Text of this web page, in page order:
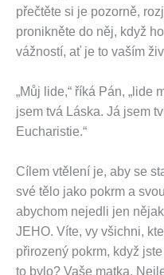
přečtěte si je pozorně,
pronikněte do něj, když
vážností, ať je to vaším
„Můj lide,“ říká Pán, „lide
jsem tvá Láska. Já jsem
Eucharistie.“
Cílem vtělení je, aby se
své tělo jako pokrm a
abychom nejedli jen
JEHO. Víte, vy všichni,
přirozený pokrm, když
to bylo? Vaše matka.